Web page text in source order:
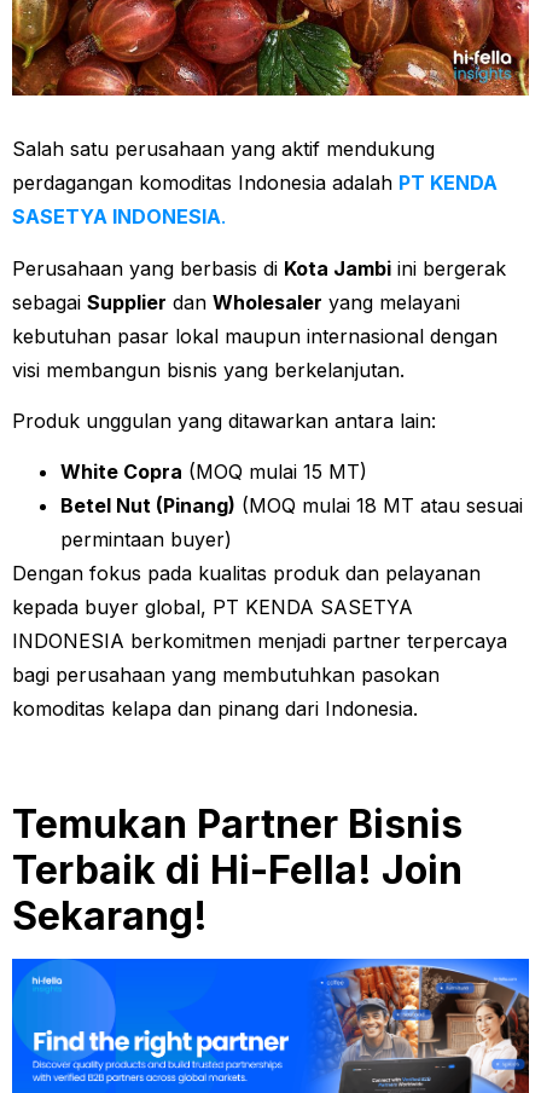
Salah satu perusahaan yang aktif mendukung
perdagangan komoditas Indonesia adalah PT KENDA
SASETYA INDONESIA.
Perusahaan yang berbasis di Kota Jambi ini bergerak
sebagai Supplier dan Wholesaler yang melayani
kebutuhan pasar lokal maupun internasional dengan
visi membangun bisnis yang berkelanjutan.
Produk unggulan yang ditawarkan antara lain:
White Copra (MOQ mulai 15 MT)
Betel Nut (Pinang) (MOQ mulai 18 MT atau sesuai
permintaan buyer)
Dengan fokus pada kualitas produk dan pelayanan
kepada buyer global, PT KENDA SASETYA
INDONESIA berkomitmen menjadi partner terpercaya
bagi perusahaan yang membutuhkan pasokan
komoditas kelapa dan pinang dari Indonesia.
Temukan Partner Bisnis
Terbaik di Hi-Fella! Join
Sekarang!